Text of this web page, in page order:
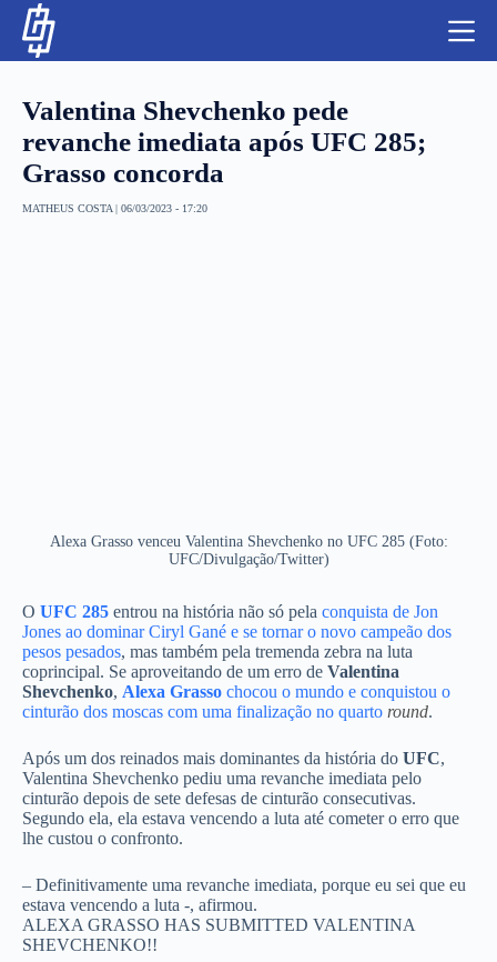
Valentina Shevchenko pede
revanche imediata após UFC 285;
Grasso concorda
MATHEUS COSTA | 06/03/2023 - 17:20
Alexa Grasso venceu Valentina Shevchenko no UFC 285 (Foto:
UFC/Divulgação/Twitter)
O UFC 285 entrou na história não só pela conquista de Jon
Jones ao dominar Ciryl Gané e se tornar o novo campeão dos
pesos pesados, mas também pela tremenda zebra na luta
coprincipal. Se aproveitando de um erro de Valentina
Shevchenko, Alexa Grasso chocou o mundo e conquistou o
cinturão dos moscas com uma finalização no quarto round.
Após um dos reinados mais dominantes da história do UFC,
Valentina Shevchenko pediu uma revanche imediata pelo
cinturão depois de sete defesas de cinturão consecutivas.
Segundo ela, ela estava vencendo a luta até cometer o erro que
lhe custou o confronto.
– Definitivamente uma revanche imediata, porque eu sei que eu
estava vencendo a luta -, afirmou.
ALEXA GRASSO HAS SUBMITTED VALENTINA
SHEVCHENKO!!